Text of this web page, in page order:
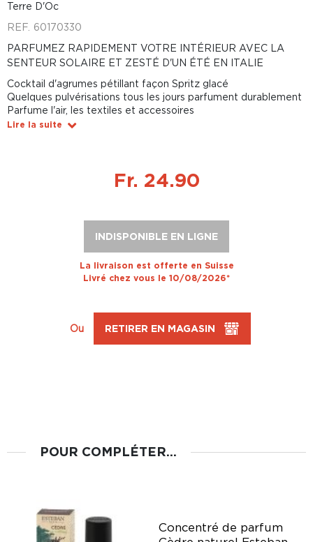
Terre D'Oc
REF. 60170330
PARFUMEZ RAPIDEMENT VOTRE INTÉRIEUR AVEC LA
SENTEUR SOLAIRE ET ZESTÉ D'UN ÉTÉ EN ITALIE
Cocktail d'agrumes pétillant façon Spritz glacé
Quelques pulvérisations tous les jours parfument durablement
Parfume l'air, les textiles et accessoires
Lire la suite
Fr. 24.90
INDISPONIBLE EN LIGNE
La livraison est offerte en Suisse
Livré chez vous le 10/08/2026*
Ou RETIRER EN MAGASIN
POUR COMPLÉTER...
Concentré de parfum